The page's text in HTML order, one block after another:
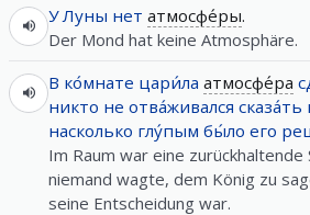
У Луны нет атмосфе́ры.
Der Mond hat keine Atmosphäre.
В ко́мнате цари́ла атмосфе́ра
никто не отва́живался сказа́ть
насколько глу́пым бы́ло его
Im Raum war eine zurückhaltende
niemand wagte, dem König zu
seine Entscheidung war.